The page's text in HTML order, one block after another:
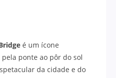
é um ícone
ponte ao pôr do sol
da cidade e do